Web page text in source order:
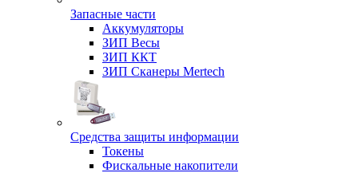
Запасные части
Аккумуляторы
ЗИП Весы
ЗИП ККТ
ЗИП Сканеры Mertech
Средства защиты информации
Токены
Фискальные накопители